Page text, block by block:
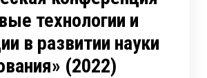
технологии и
в развитии науки
(2022)